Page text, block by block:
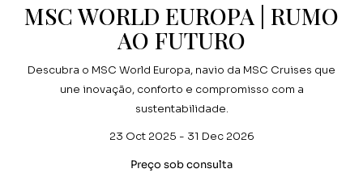
MSC WORLD EUROPA | RUMO
AO FUTURO
Descubra o MSC World Europa, navio da MSC Cruises que
une inovação, conforto e compromisso com a
sustentabilidade.
23 Oct 2025 - 31 Dec 2026
Preço sob consulta